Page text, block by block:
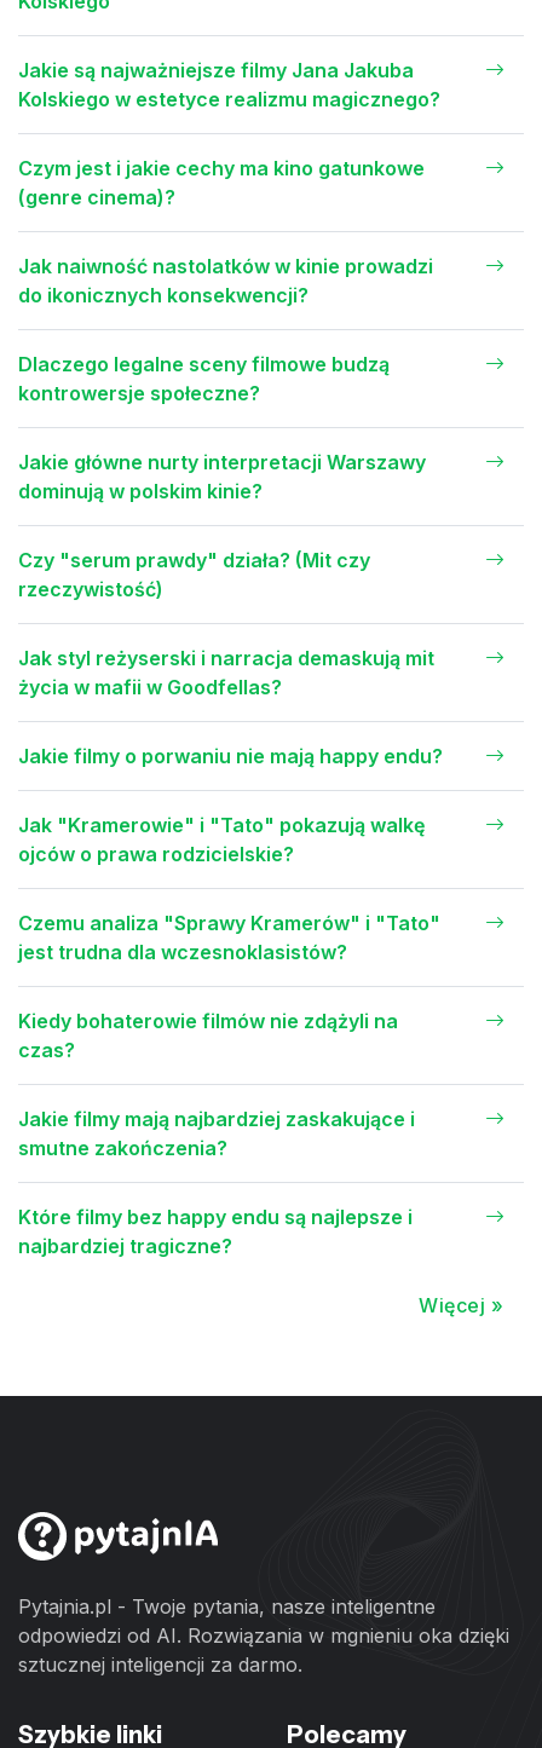
Jakie są najważniejsze filmy Jana Jakuba
Kolskiego w estetyce realizmu magicznego?
Czym jest i jakie cechy ma kino gatunkowe
(genre cinema)?
Jak naiwność nastolatków w kinie prowadzi
do ikonicznych konsekwencji?
Dlaczego legalne sceny filmowe budzą
kontrowersje społeczne?
Jakie główne nurty interpretacji Warszawy
dominują w polskim kinie?
Czy "serum prawdy" działa? (Mit czy
rzeczywistość)
Jak styl reżyserski i narracja demaskują mit
życia w mafii w Goodfellas?
Jakie filmy o porwaniu nie mają happy endu?
Jak "Kramerowie" i "Tato" pokazują walkę
ojców o prawa rodzicielskie?
Czemu analiza "Sprawy Kramerów" i "Tato"
jest trudna dla wczesnoklasistów?
Kiedy bohaterowie filmów nie zdążyli na
czas?
Jakie filmy mają najbardziej zaskakujące i
smutne zakończenia?
Które filmy bez happy endu są najlepsze i
najbardziej tragiczne?
Więcej »
Pytajnia.pl - Twoje pytania, nasze inteligentne
odpowiedzi od AI. Rozwiązania w mgnieniu oka dzięki
sztucznej inteligencji za darmo.
Szybkie linki Polecamy